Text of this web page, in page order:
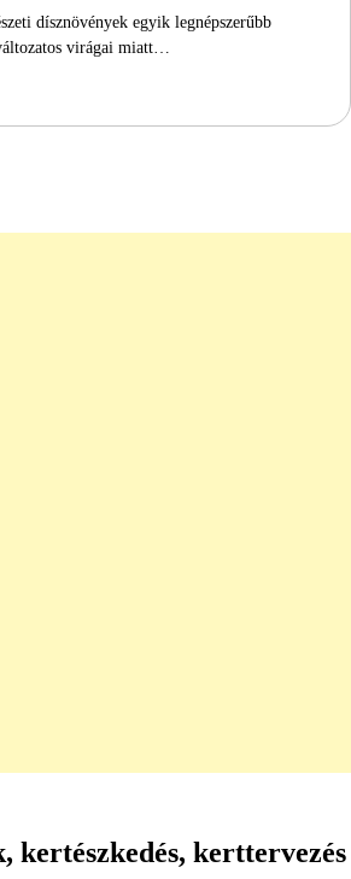
dísznövények egyik legnépszerűbb
virágai miatt…
kertészkedés, kerttervezés